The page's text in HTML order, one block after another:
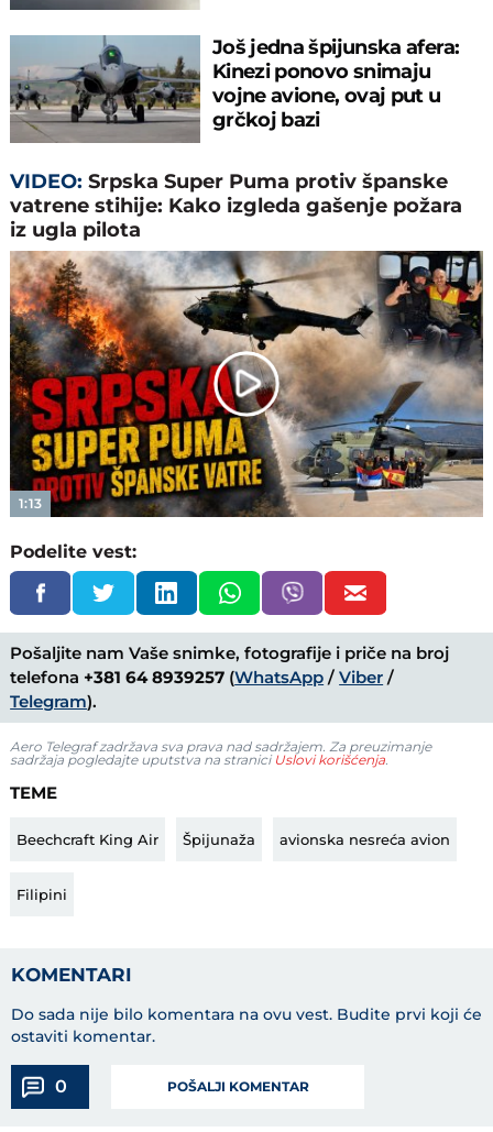
Još jedna špijunska afera:
Kinezi ponovo snimaju
vojne avione, ovaj put u
grčkoj bazi
VIDEO:Srpska Super Puma protiv španske
vatrene stihije: Kako izgleda gašenje požara
iz ugla pilota
Play
Video
1:13
Podelite vest:
Pošaljite nam Vaše snimke, fotografije i priče na broj
telefona +381 64 8939257 (WhatsApp /Viber /
Telegram).
Aero Telegraf zadržava sva prava nad sadržajem. Za preuzimanje
sadržaja pogledajte uputstva na stranici Uslovi korišćenja.
TEME
Beechcraft King Air Špijunaža avionska nesreća avion
Filipini
KOMENTARI
Do sada nije bilo komentara na ovu vest. Budite prvi koji će
ostaviti komentar.
0 POŠALJI KOMENTAR